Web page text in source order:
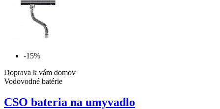
-15%
Doprava k vám domov
Vodovodné batérie
CSO bateria na umyvadlo